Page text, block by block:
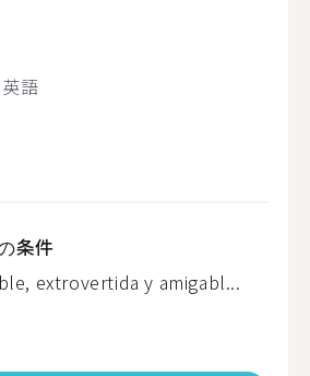
英語
条件
extrovertida y amigabl...